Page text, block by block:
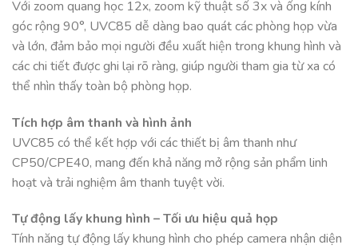
Với zoom quang học 12x, zoom kỹ thuật số 3x và ống kính
góc rộng 90°, UVC85 dễ dàng bao quát các phòng họp vừa
và lớn, đảm bảo mọi người đều xuất hiện trong khung hình và
các chi tiết được ghi lại rõ ràng, giúp người tham gia từ xa có
thể nhìn thấy toàn bộ phòng họp.
Tích hợp âm thanh và hình ảnh
UVC85 có thể kết hợp với các thiết bị âm thanh như
CP50/CPE40, mang đến khả năng mở rộng sản phẩm linh
hoạt và trải nghiệm âm thanh tuyệt vời.
Tự động lấy khung hình – Tối ưu hiệu quả họp
Tính năng tự động lấy khung hình cho phép camera nhận diện